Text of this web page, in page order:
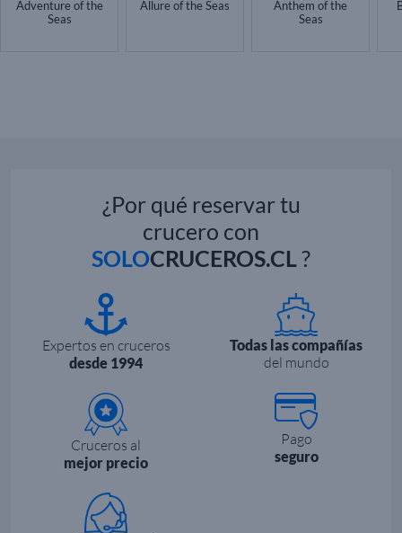
Adventure of the
Seas
Allure of the Seas
Anthem of the
Seas
¿Por qué reservar tu
crucero con
SOLOCRUCEROS.CL?
Expertos en cruceros
desde 1994
Todas las compañías
del mundo
Cruceros al
mejor precio
Pago
seguro